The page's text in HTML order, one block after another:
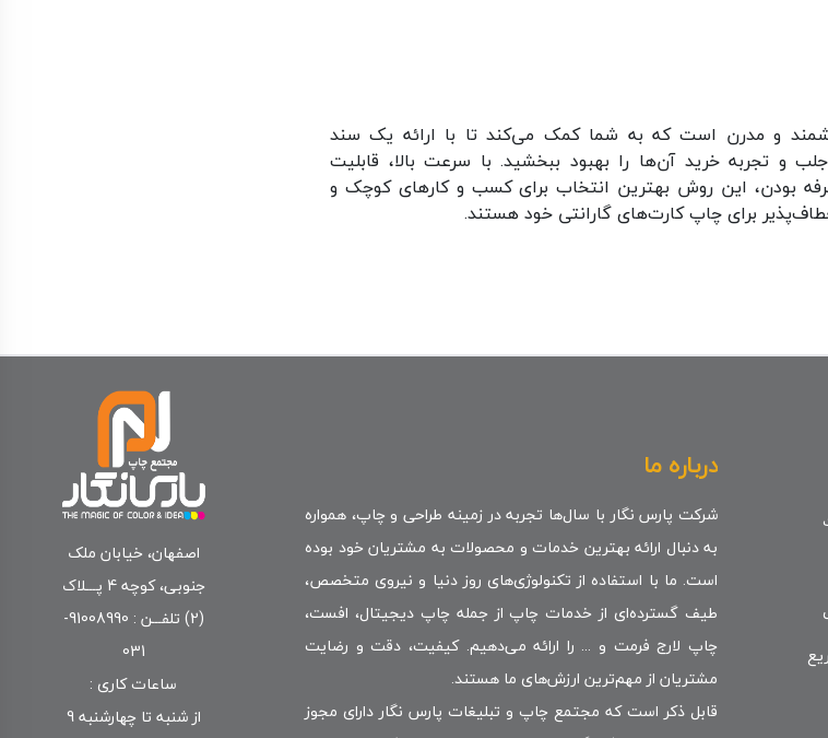
و مدرن است که به شما کمک می‌کند تا با ارائه یک سند
و تجربه خرید آن‌ها را بهبود ببخشید. با سرعت بالا، قابلیت
بودن، این روش بهترین انتخاب برای کسب و کارهای کوچک و
برای چاپ کارت‌های گارانتی خود هستند.
درباره ما
شرکت پارس نگار با سال‌ها تجربه در زمینه طراحی و چاپ، همواره
به دنبال ارائه بهترین خدمات و محصولات به مشتریان خود بوده
است. ما با استفاده از تکنولوژی‌های روز دنیا و نیروی متخصص،
طیف گسترده‌ای از خدمات چاپ از جمله چاپ دیجیتال، افست،
چاپ لارج فرمت و ... را ارائه می‌دهیم. کیفیت، دقت و رضایت
مشتریان از مهم‌ترین ارزش‌های ما هستند.
قابل ذکر است که مجتمع چاپ و تبلیغات پارس نگار دارای مجوز
اصفهان، خیابان ملک
جنوبی، کوچه 4 پـــلاک
(2) تلفـــن : 91008990-
031
ساعات کاری :
از شنبه تا چهارشنبه 9